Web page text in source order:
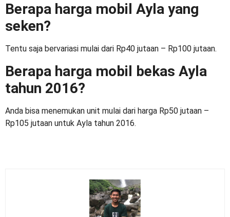
Berapa harga mobil Ayla yang
seken?
Tentu saja bervariasi mulai dari Rp40 jutaan – Rp100 jutaan.
Berapa harga mobil bekas Ayla
tahun 2016?
Anda bisa menemukan unit mulai dari harga Rp50 jutaan –
Rp105 jutaan untuk Ayla tahun 2016.